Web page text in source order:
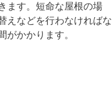
ます。短命な屋根の場
えなどを行わなければな
がかかります。